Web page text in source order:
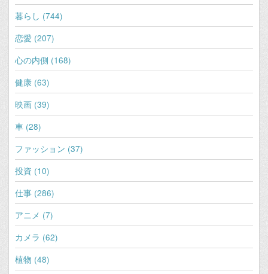
暮らし (744)
恋愛 (207)
心の内側 (168)
健康 (63)
映画 (39)
車 (28)
ファッション (37)
投資 (10)
仕事 (286)
アニメ (7)
カメラ (62)
植物 (48)